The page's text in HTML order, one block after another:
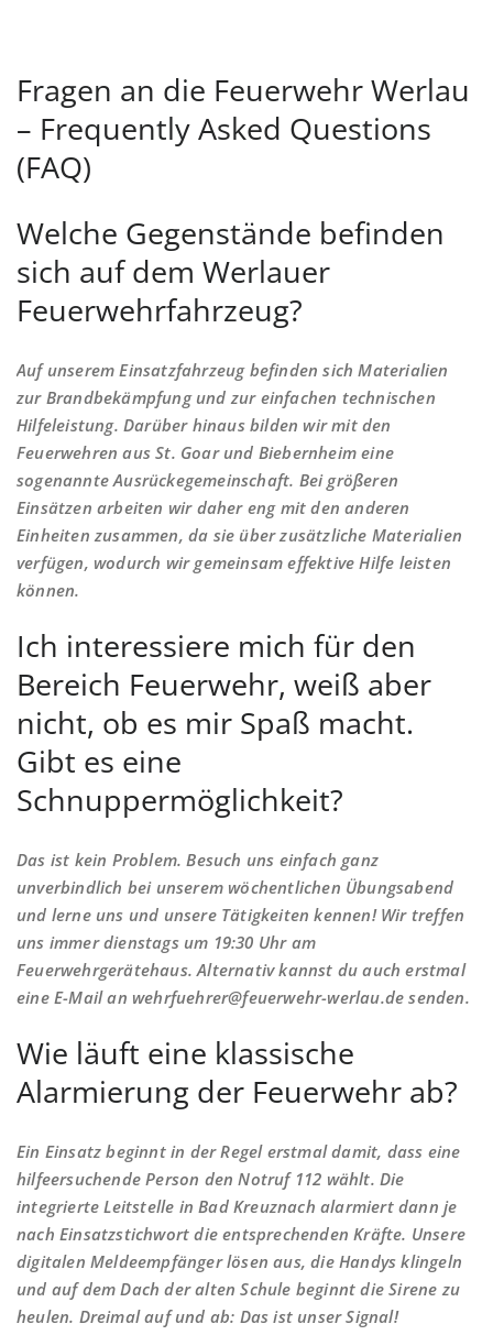
Fragen an die Feuerwehr Werlau
– Frequently Asked Questions
(FAQ)
Welche Gegenstände befinden
sich auf dem Werlauer
Feuerwehrfahrzeug?
Auf unserem Einsatzfahrzeug befinden sich Materialien
zur Brandbekämpfung und zur einfachen technischen
Hilfeleistung. Darüber hinaus bilden wir mit den
Feuerwehren aus St. Goar und Biebernheim eine
sogenannte Ausrückegemeinschaft. Bei größeren
Einsätzen arbeiten wir daher eng mit den anderen
Einheiten zusammen, da sie über zusätzliche Materialien
verfügen, wodurch wir gemeinsam effektive Hilfe leisten
können.
Ich interessiere mich für den
Bereich Feuerwehr, weiß aber
nicht, ob es mir Spaß macht.
Gibt es eine
Schnuppermöglichkeit?
Das ist kein Problem. Besuch uns einfach ganz
unverbindlich bei unserem wöchentlichen Übungsabend
und lerne uns und unsere Tätigkeiten kennen! Wir treffen
uns immer dienstags um 19:30 Uhr am
Feuerwehrgerätehaus. Alternativ kannst du auch erstmal
eine E-Mail an wehrfuehrer@feuerwehr-werlau.de senden.
Wie läuft eine klassische
Alarmierung der Feuerwehr ab?
Ein Einsatz beginnt in der Regel erstmal damit, dass eine
hilfeersuchende Person den Notruf 112 wählt. Die
integrierte Leitstelle in Bad Kreuznach alarmiert dann je
nach Einsatzstichwort die entsprechenden Kräfte. Unsere
digitalen Meldeempfänger lösen aus, die Handys klingeln
und auf dem Dach der alten Schule beginnt die Sirene zu
heulen. Dreimal auf und ab: Das ist unser Signal!